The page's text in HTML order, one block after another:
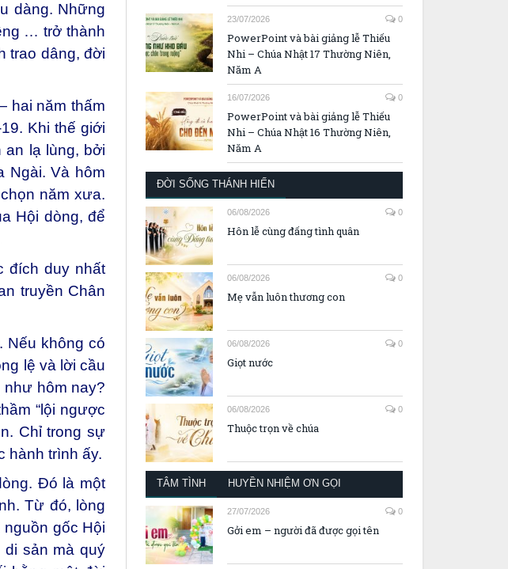
dàng. Những
… trở thành
trao dâng, đời
hai năm thấm
Khi thế giới
lạ lùng, bởi
Ngài. Và hôm
năm xưa.
Hội dòng, để
đích duy nhất
truyền Chân
Nếu không có
lệ và lời cầu
như hôm nay?
“lội ngược
Chỉ trong sự
hành trình ấy.
Đó là một
Từ đó, lòng
gốc Hội
di sản mà quý
23/07/2026 0
PowerPoint và bài giảng lễ Thiếu
Nhi – Chúa Nhật 17 Thường Niên,
Năm A
16/07/2026 0
PowerPoint và bài giảng lễ Thiếu
Nhi – Chúa Nhật 16 Thường Niên,
Năm A
ĐỜI SỐNG THÁNH HIẾN
06/08/2026 0
Hôn lễ cùng đấng tình quân
06/08/2026 0
Mẹ vẫn luôn thương con
06/08/2026 0
Giọt nước
06/08/2026 0
Thuộc trọn về chúa
TÂM TÌNH HUYỀN NHIỆM ƠN GỌI
27/07/2026 0
Gởi em – người đã được gọi tên